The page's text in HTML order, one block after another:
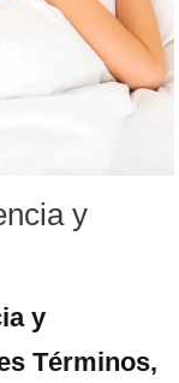
y
y
Términos,